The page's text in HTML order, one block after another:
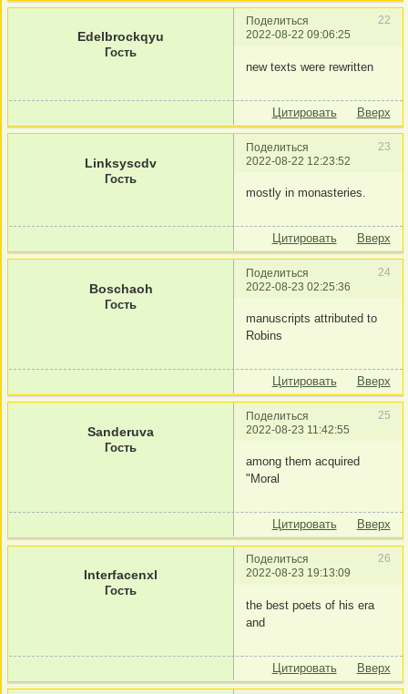
Поделиться
22
2022-08-22 09:06:25
Edelbrockqyu
Гость
new texts were rewritten
Цитировать Вверх
Поделиться
23
2022-08-22 12:23:52
Linksyscdv
Гость
mostly in monasteries.
Цитировать Вверх
Поделиться
24
2022-08-23 02:25:36
Boschaoh
Гость
manuscripts attributed to
Robins
Цитировать Вверх
Поделиться
25
2022-08-23 11:42:55
Sanderuva
Гость
among them acquired
"Moral
Цитировать Вверх
Поделиться
26
2022-08-23 19:13:09
Interfacenxl
Гость
the best poets of his era
and
Цитировать Вверх